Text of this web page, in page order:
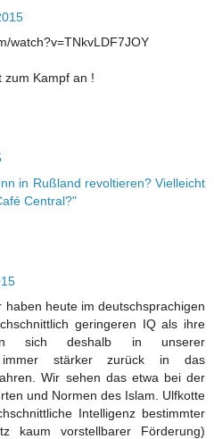
watch?v=TNkvLDF7JOY
zum Kampf an !
in Rußland revoltieren? Vielleicht
Central?"
haben heute im deutschsprachigen
geringeren IQ als ihre
sich deshalb in unserer
immer stärker zurück in das
Wir sehen das etwa bei der
und Normen des Islam. Ulfkotte
Intelligenz bestimmter
kaum vorstellbarer Förderung)